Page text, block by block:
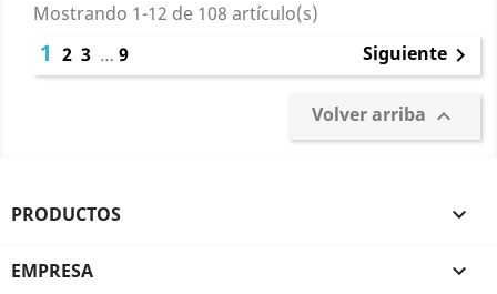
Mostrando 1-12 de 108 artículo(s)
1 2 3 … 9 Siguiente 
Volver arriba 
PRODUCTOS 
EMPRESA 